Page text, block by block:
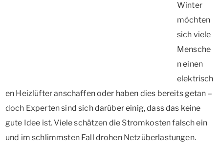
Winter
möchten
sich viele
Mensche
n einen
elektrisch
en Heizlüfter anschaffen oder haben dies bereits getan –
doch Experten sind sich darüber einig, dass das keine
gute Idee ist. Viele schätzen die Stromkosten falsch ein
und im schlimmsten Fall drohen Netzüberlastungen.